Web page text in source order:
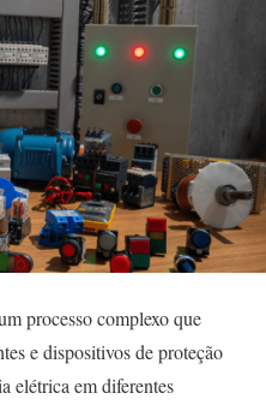
processo complexo que
e dispositivos de proteção
elétrica em diferentes